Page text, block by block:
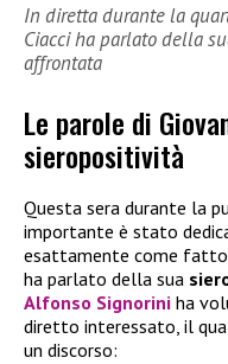
In diretta durante la
Ciacci ha parlato della
affrontata
Le parole di
sieropositività
Questa sera durante la
importante è stato
esattamente come fatto
ha parlato della sua
Alfonso Signorini ha
diretto interessato, il
un discorso: